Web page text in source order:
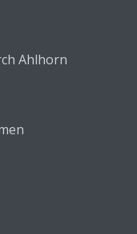
Ahlhorn